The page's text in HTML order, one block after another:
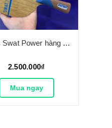
Victas Swat Power hàng nội địa Nhật
2.500.000₫
Mua ngay